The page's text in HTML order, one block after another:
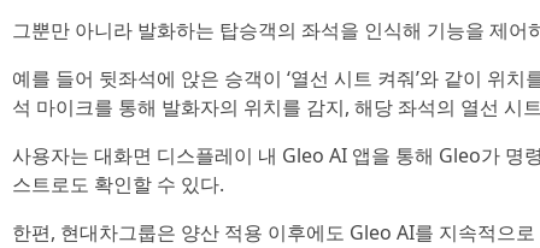
그뿐만 아니라 발화하는 탑승객의 좌석을 인식해 기능을 제어
예를 들어 뒷좌석에 앉은 승객이 ‘열선 시트 켜줘’와 같이 위
석 마이크를 통해 발화자의 위치를 감지, 해당 좌석의 열선 시
사용자는 대화면 디스플레이 내 Gleo AI 앱을 통해 Gleo가 명
스트로도 확인할 수 있다.
한편, 현대차그룹은 양산 적용 이후에도 Gleo AI를 지속적으